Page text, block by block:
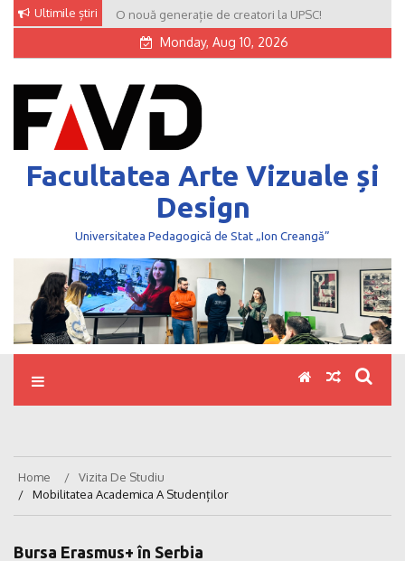
Skip
content
Ultimile știri O nouă generație de creatori la UPSC!
Monday, Aug 10, 2026
Facultatea Arte Vizuale și
Design
Universitatea Pedagogică de Stat „Ion Creangă”
Home
Vizita De Studiu
Mobilitatea Academica A Studenților
Bursa Erasmus+ în Serbia